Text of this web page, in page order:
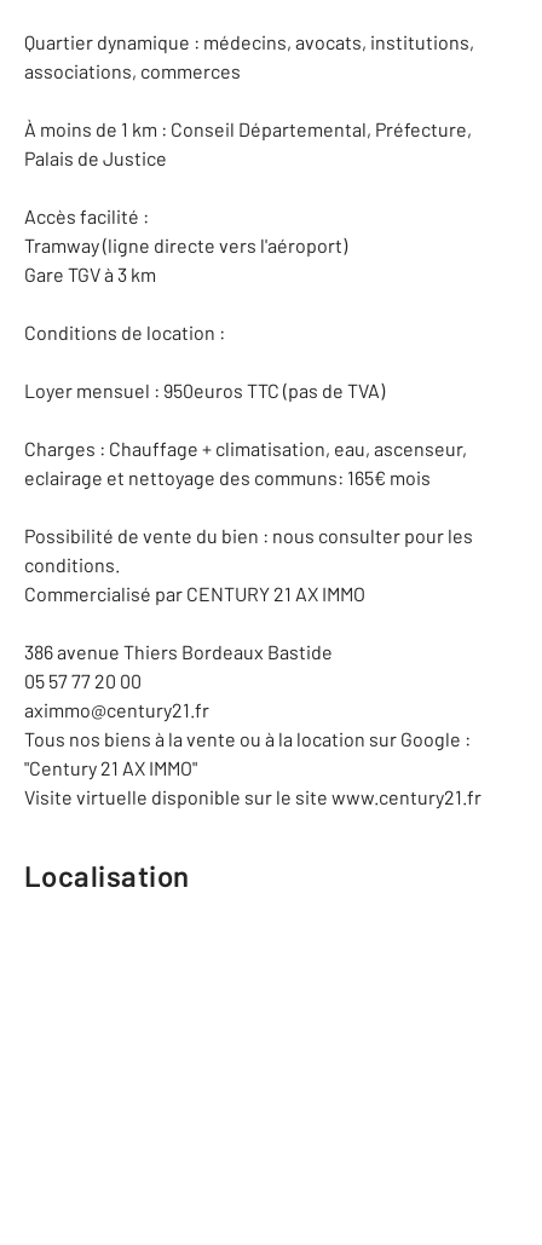
Quartier dynamique : médecins, avocats, institutions,
associations, commerces
À moins de 1 km : Conseil Départemental, Préfecture,
Palais de Justice
Accès facilité :
Tramway (ligne directe vers l'aéroport)
Gare TGV à 3 km
Conditions de location :
Loyer mensuel : 950euros TTC (pas de TVA)
Charges : Chauffage + climatisation, eau, ascenseur,
eclairage et nettoyage des communs: 165€ mois
Possibilité de vente du bien : nous consulter pour les
conditions.
Commercialisé par CENTURY 21 AX IMMO
386 avenue Thiers Bordeaux Bastide
05 57 77 20 00
aximmo@century21.fr
Tous nos biens à la vente ou à la location sur Google :
"Century 21 AX IMMO"
Visite virtuelle disponible sur le site www.century21.fr
Localisation